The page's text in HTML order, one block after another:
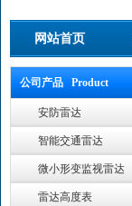
网站首页
公司产品 Product
安防雷达
智能交通雷达
微小形变监视雷达
雷达高度表